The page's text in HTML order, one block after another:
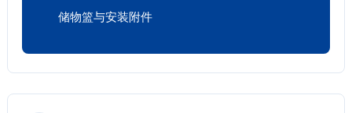
储物篮与安装附件